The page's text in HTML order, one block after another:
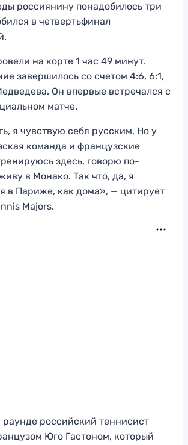
россиянину понадобилось три
в четвертьфинал
на корте 1 час 49 минут.
завершилось со счетом 4:6, 6:1,
Он впервые встречался с
матче.
я чувствую себя русским. Но у
команда и французские
здесь, говорю по-
в Монако. Так что, да, я
в Париже, как дома», — цитирует
Majors.
российский теннисист
Юго Гастоном, который